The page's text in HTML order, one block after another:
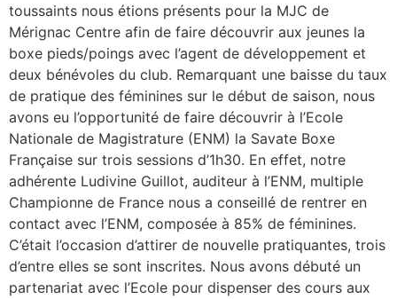
toussaints nous étions présents pour la MJC de
Mérignac Centre afin de faire découvrir aux jeunes la
boxe pieds/poings avec l’agent de développement et
deux bénévoles du club. Remarquant une baisse du taux
de pratique des féminines sur le début de saison, nous
avons eu l’opportunité de faire découvrir à l’Ecole
Nationale de Magistrature (ENM) la Savate Boxe
Française sur trois sessions d’1h30. En effet, notre
adhérente Ludivine Guillot, auditeur à l’ENM, multiple
Championne de France nous a conseillé de rentrer en
contact avec l’ENM, composée à 85% de féminines.
C’était l’occasion d’attirer de nouvelle pratiquantes, trois
d’entre elles se sont inscrites. Nous avons débuté un
partenariat avec l’Ecole pour dispenser des cours aux